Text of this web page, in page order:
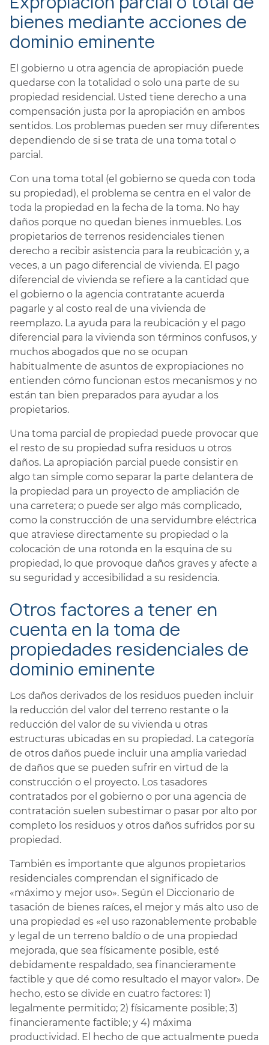
bienes mediante acciones de
dominio eminente
El gobierno u otra agencia de apropiación puede
quedarse con la totalidad o solo una parte de su
propiedad residencial. Usted tiene derecho a una
compensación justa por la apropiación en ambos
sentidos. Los problemas pueden ser muy diferentes
dependiendo de si se trata de una toma total o
parcial.
Con una toma total (el gobierno se queda con toda
su propiedad), el problema se centra en el valor de
toda la propiedad en la fecha de la toma. No hay
daños porque no quedan bienes inmuebles. Los
propietarios de terrenos residenciales tienen
derecho a recibir asistencia para la reubicación y, a
veces, a un pago diferencial de vivienda. El pago
diferencial de vivienda se refiere a la cantidad que
el gobierno o la agencia contratante acuerda
pagarle y al costo real de una vivienda de
reemplazo. La ayuda para la reubicación y el pago
diferencial para la vivienda son términos confusos, y
muchos abogados que no se ocupan
habitualmente de asuntos de expropiaciones no
entienden cómo funcionan estos mecanismos y no
están tan bien preparados para ayudar a los
propietarios.
Una toma parcial de propiedad puede provocar que
el resto de su propiedad sufra residuos u otros
daños. La apropiación parcial puede consistir en
algo tan simple como separar la parte delantera de
la propiedad para un proyecto de ampliación de
una carretera; o puede ser algo más complicado,
como la construcción de una servidumbre eléctrica
que atraviese directamente su propiedad o la
colocación de una rotonda en la esquina de su
propiedad, lo que provoque daños graves y afecte a
su seguridad y accesibilidad a su residencia.
Otros factores a tener en
cuenta en la toma de
propiedades residenciales de
dominio eminente
Los daños derivados de los residuos pueden incluir
la reducción del valor del terreno restante o la
reducción del valor de su vivienda u otras
estructuras ubicadas en su propiedad. La categoría
de otros daños puede incluir una amplia variedad
de daños que se pueden sufrir en virtud de la
construcción o el proyecto. Los tasadores
contratados por el gobierno o por una agencia de
contratación suelen subestimar o pasar por alto por
completo los residuos y otros daños sufridos por su
propiedad.
También es importante que algunos propietarios
residenciales comprendan el significado de
«máximo y mejor uso». Según el Diccionario de
tasación de bienes raíces, el mejor y más alto uso de
una propiedad es «el uso razonablemente probable
y legal de un terreno baldío o de una propiedad
mejorada, que sea físicamente posible, esté
debidamente respaldado, sea financieramente
factible y que dé como resultado el mayor valor». De
hecho, esto se divide en cuatro factores: 1)
legalmente permitido; 2) físicamente posible; 3)
financieramente factible; y 4) máxima
productividad. El hecho de que actualmente pueda